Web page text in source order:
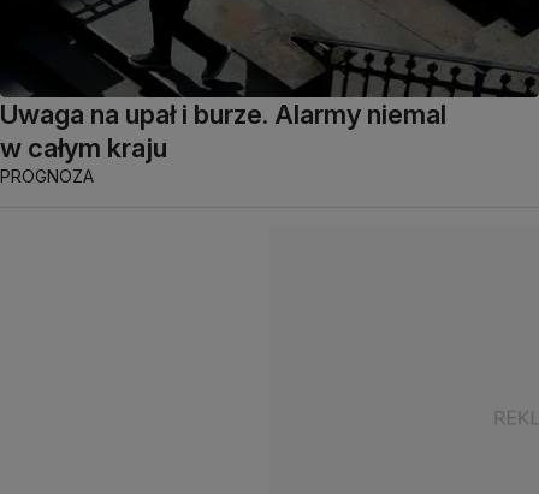
Uwaga na upał i burze. Alarmy niemal
w całym kraju
PROGNOZA